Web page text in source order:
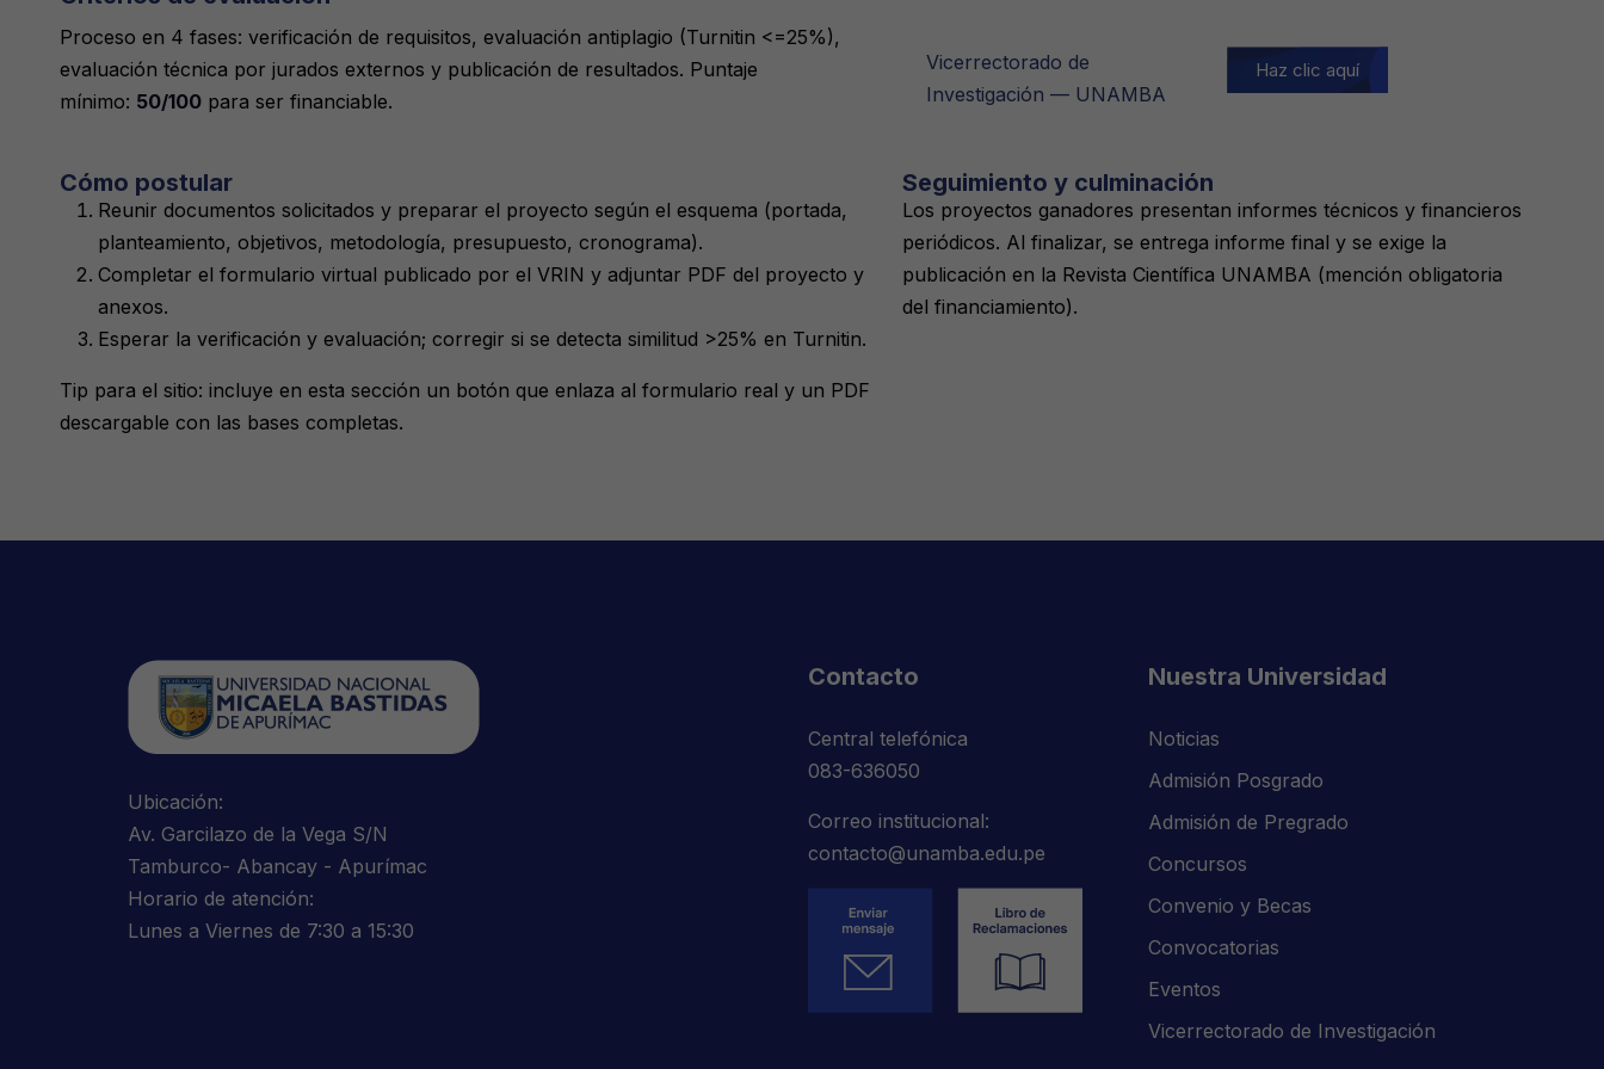
Proceso en 4 fases: verificación de requisitos, evaluación antiplagio (Turnitin <=25%),
evaluación técnica por jurados externos y publicación de resultados. Puntaje
mínimo: 50/100para ser financiable.
Vicerrectorado de
Investigación — UNAMBA
Haz clic aquí
Cómo postular
Reunir documentos solicitados y preparar el proyecto según el esquema (portada,
planteamiento, objetivos, metodología, presupuesto, cronograma).
Completar el formulario virtual publicado por el VRIN y adjuntar PDF del proyecto y
anexos.
Esperar la verificación y evaluación; corregir si se detecta similitud >25% en Turnitin.
Tip para el sitio: incluye en esta sección un botón que enlaza al formulario real y un PDF
descargable con las bases completas.
Seguimiento y culminación
Los proyectos ganadores presentan informes técnicos y financieros
periódicos. Al finalizar, se entrega informe final y se exige la
publicación en la Revista Científica UNAMBA (mención obligatoria
del financiamiento).
Ubicación:
Av. Garcilazo de la Vega S/N
Tamburco- Abancay - Apurímac
Horario de atención:
Lunes a Viernes de 7:30 a 15:30
Contacto
Central telefónica
083-636050
Correo institucional:
contacto@unamba.edu.pe
Nuestra Universidad
Noticias
Admisión Posgrado
Admisión de Pregrado
Concursos
Convenio y Becas
Convocatorias
Eventos
Vicerrectorado de Investigación